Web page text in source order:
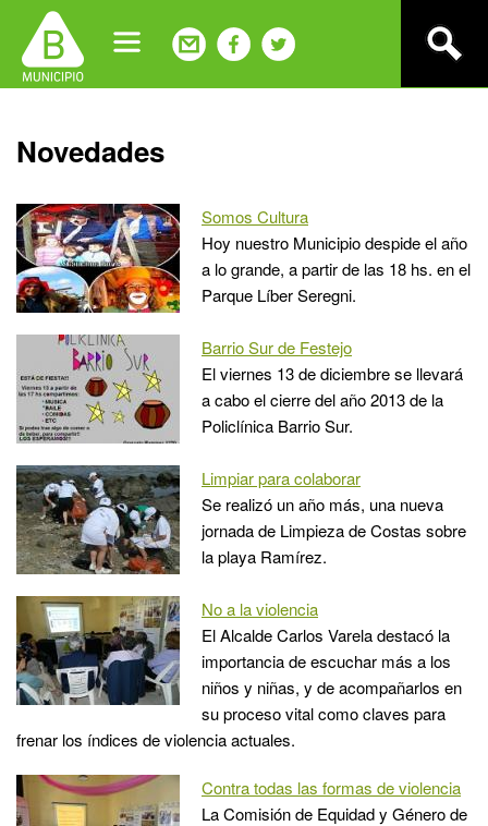
navigation
Back
to
Novedades
Somos Cultura
Hoy nuestro Municipio despide el año
a lo grande, a partir de las 18 hs. en el
Parque Líber Seregni.
Barrio Sur de Festejo
El viernes 13 de diciembre se llevará
a cabo el cierre del año 2013 de la
Policlínica Barrio Sur.
Limpiar para colaborar
Se realizó un año más, una nueva
jornada de Limpieza de Costas sobre
la playa Ramírez.
No a la violencia
El Alcalde Carlos Varela destacó la
importancia de escuchar más a los
niños y niñas, y de acompañarlos en
su proceso vital como claves para
frenar los índices de violencia actuales.
Contra todas las formas de violencia
La Comisión de Equidad y Género de